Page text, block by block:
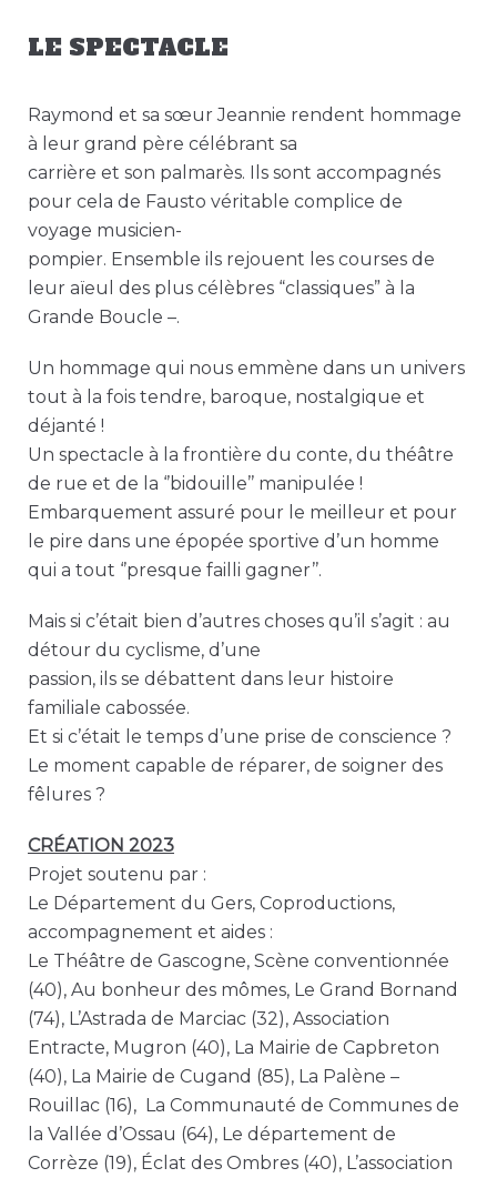
LE SPECTACLE
Raymond et sa sœur Jeannie rendent hommage
à leur grand père célébrant sa
carrière et son palmarès. Ils sont accompagnés
pour cela de Fausto véritable complice de
voyage musicien-
pompier. Ensemble ils rejouent les courses de
leur aïeul des plus célèbres “classiques” à la
Grande Boucle –.
Un hommage qui nous emmène dans un univers
tout à la fois tendre, baroque, nostalgique et
déjanté !
Un spectacle à la frontière du conte, du théâtre
de rue et de la ‘’bidouille’’ manipulée !
Embarquement assuré pour le meilleur et pour
le pire dans une épopée sportive d’un homme
qui a tout ‘’presque failli gagner’’.
Mais si c’était bien d’autres choses qu’il s’agit : au
détour du cyclisme, d’une
passion, ils se débattent dans leur histoire
familiale cabossée.
Et si c’était le temps d’une prise de conscience ?
Le moment capable de réparer, de soigner des
fêlures ?
CRÉATION 2023
Projet soutenu par :
Le Département du Gers, Coproductions,
accompagnement et aides :
Le Théâtre de Gascogne, Scène conventionnée
(40), Au bonheur des mômes, Le Grand Bornand
(74), L’Astrada de Marciac (32), Association
Entracte, Mugron (40), La Mairie de Capbreton
(40), La Mairie de Cugand (85), La Palène –
Rouillac (16), La Communauté de Communes de
la Vallée d’Ossau (64), Le département de
Corrèze (19), Éclat des Ombres (40), L’association